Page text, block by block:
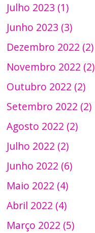
Julho 2023 (1)
Junho 2023 (3)
Dezembro 2022 (2)
Novembro 2022 (2)
Outubro 2022 (2)
Setembro 2022 (2)
Agosto 2022 (2)
Julho 2022 (2)
Junho 2022 (6)
Maio 2022 (4)
Abril 2022 (4)
Março 2022 (5)